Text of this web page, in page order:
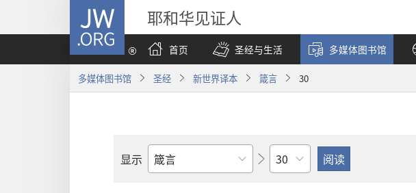
JW.ORG 耶和华见证人
首页
圣经与生活 多媒体图书馆
多媒体图书馆 圣经 新世界译本 箴言 30
显示
圣
章